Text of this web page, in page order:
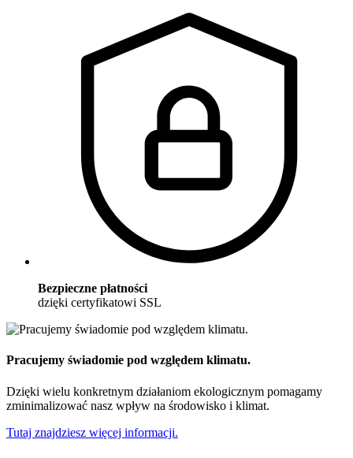
Bezpieczne płatności
dzięki certyfikatowi SSL
Pracujemy świadomie pod względem klimatu.
Dzięki wielu konkretnym działaniom ekologicznym pomagamy
zminimalizować nasz wpływ na środowisko i klimat.
Tutaj znajdziesz więcej informacji.